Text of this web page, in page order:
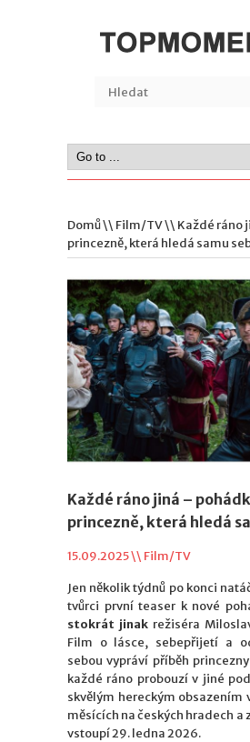
Domů\\ Film/TV\\ Každé ráno
princezně, která hledá samu
Každé ráno jiná –
princezně, která hledá
15.09.2025 \\ Film/TV
Jen několik týdnů po konci
tvůrci první teaser k nové
stokrát jinak režiséra
Film o lásce, sebepřijetí a
sebou vypráví příběh
každé ráno probouzí v jiné
skvělým hereckým obsazením
měsících na českých hradech a
vstoupí 29. ledna 2026.